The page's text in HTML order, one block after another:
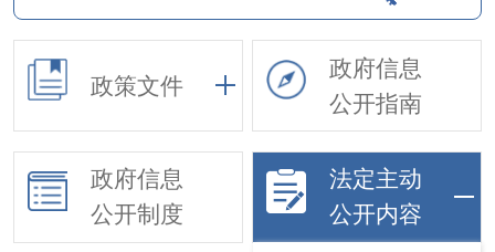
政策文件
政府信息
公开指南
政府信息
公开制度
法定主动
公开内容